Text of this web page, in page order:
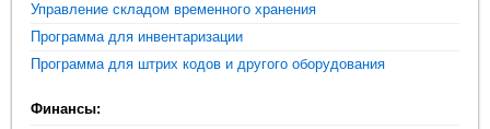
Управление складом временного хранения
Программа для инвентаризации
Программа для штрих кодов и другого оборудования
Финансы: